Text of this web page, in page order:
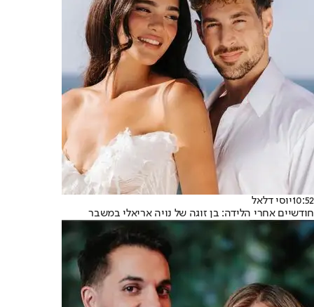
10:52יוסי דלאל
חודשיים אחרי הלידה: בן זוגה של נויה אריאלי במשבר